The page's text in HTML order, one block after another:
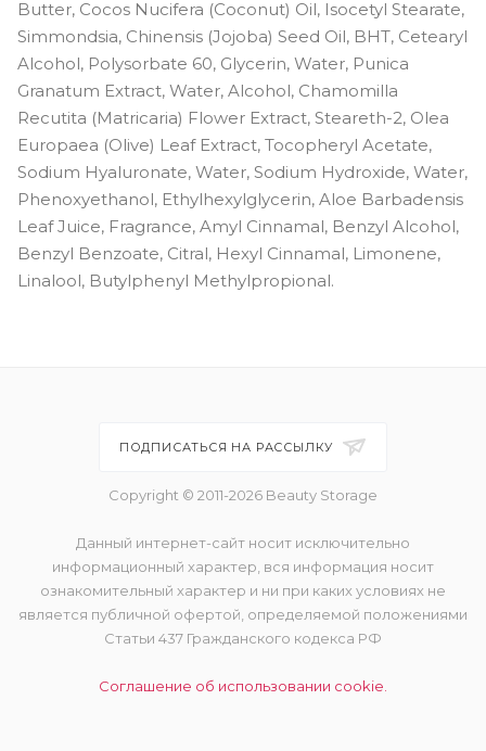
Butter, Cocos Nucifera (Coconut) Oil, Isocetyl Stearate,
Simmondsia, Chinensis (Jojoba) Seed Oil, BHT, Cetearyl
Alcohol, Polysorbate 60, Glycerin, Water, Punica
Granatum Extract, Water, Alcohol, Chamomilla
Recutita (Matricaria) Flower Extract, Steareth-2, Olea
Europaea (Olive) Leaf Extract, Tocopheryl Acetate,
Sodium Hyaluronate, Water, Sodium Hydroxide, Water,
Phenoxyethanol, Ethylhexylglycerin, Aloe Barbadensis
Leaf Juice, Fragrance, Amyl Cinnamal, Benzyl Alcohol,
Benzyl Benzoate, Citral, Hexyl Cinnamal, Limonene,
Linalool, Butylphenyl Methylpropional.
ПОДПИСАТЬСЯ НА РАССЫЛКУ
Copyright © 2011-2026 Beauty Storage
Данный интернет-сайт носит исключительно
информационный характер, вся информация носит
ознакомительный характер и ни при каких условиях не
является публичной офертой, определяемой положениями
Статьи 437 Гражданского кодекса РФ
Соглашение об использовании cookie.